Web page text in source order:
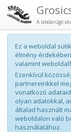
A labdarúgó
Ez a weboldal
élmény
valamint
Ezenkívül
partnereinkkel
vonatkozó
olyan adatokkal,
általad használt
weboldalon való
használatához.